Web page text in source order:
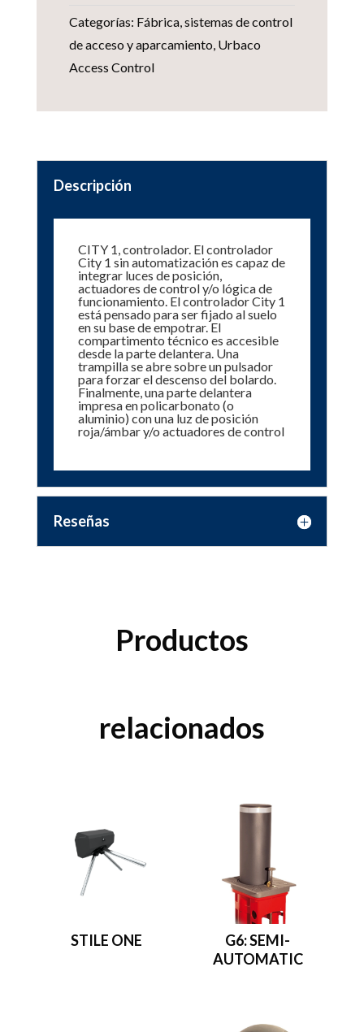
Categorías: Fábrica,sistemas de control
de acceso y aparcamiento, Urbaco
Access Control
Descripción
CITY 1, controlador. El controlador
City 1 sin automatización es capaz de
integrar luces de posición,
actuadores de control y/o lógica de
funcionamiento. El controlador City 1
está pensado para ser fijado al suelo
en su base de empotrar. El
compartimento técnico es accesible
desde la parte delantera. Una
trampilla se abre sobre un pulsador
para forzar el descenso del bolardo.
Finalmente, una parte delantera
impresa en policarbonato (o
aluminio) con una luz de posición
roja/ámbar y/o actuadores de control
Reseñas
Productos
relacionados
STILE ONE
G6: SEMI-
AUTOMATIC